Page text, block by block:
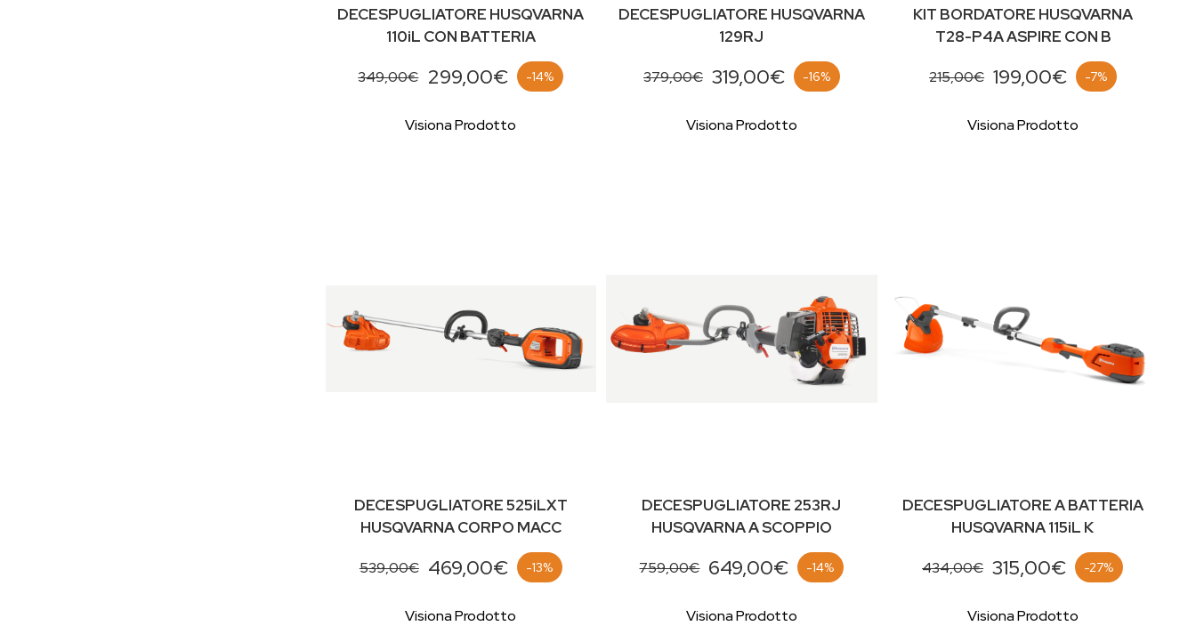
DECESPUGLIATORE HUSQVARNA
110iL CON BATTERIA
349,00€ 299,00€ -14%
Visiona Prodotto
DECESPUGLIATORE HUSQVARNA
129RJ
379,00€ 319,00€ -16%
Visiona Prodotto
KIT BORDATORE HUSQVARNA
T28-P4A ASPIRE CON B
215,00€ 199,00€ -7%
Visiona Prodotto
DECESPUGLIATORE 525iLXT
HUSQVARNA CORPO MACC
539,00€ 469,00€ -13%
Visiona Prodotto
DECESPUGLIATORE 253RJ
HUSQVARNA A SCOPPIO
759,00€ 649,00€ -14%
Visiona Prodotto
DECESPUGLIATORE A BATTERIA
HUSQVARNA 115iL K
434,00€ 315,00€ -27%
Visiona Prodotto